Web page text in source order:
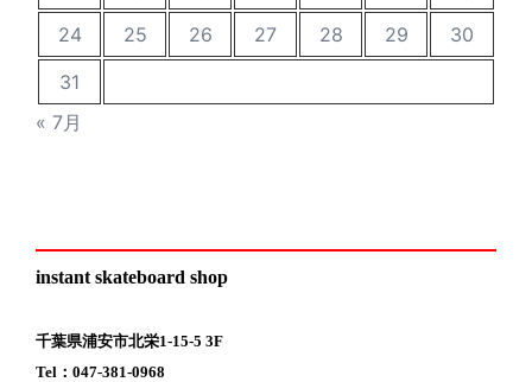
24
25 26 27 28 29
30
31
« 7月
instant skateboard shop
千葉県浦安市北栄1-15-5 3F
Tel：047-381-0968